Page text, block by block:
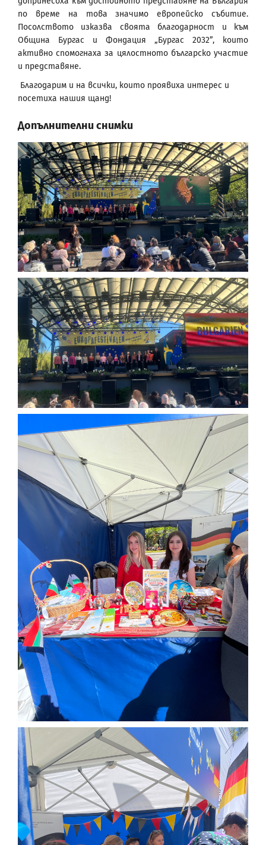
по време на това значимо европейско събитие.
Посолството изказва своята благодарност и към
Община Бургас и Фондация „Бургас 2032”, които
активно спомогнаха за цялостното българско участие
и представяне.
Благодарим и на всички, които проявиха интерес и
посетиха нашия щанд!
Допълнителни снимки